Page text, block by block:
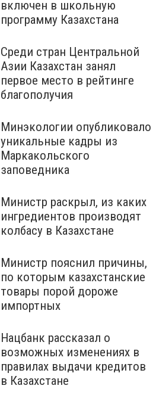
включен в школьную
программу Казахстана
Среди стран Центральной
Азии Казахстан занял
первое место в рейтинге
благополучия
Минэкологии опубликовало
уникальные кадры из
Маркакольского
заповедника
Министр раскрыл, из каких
ингредиентов производят
колбасу в Казахстане
Министр пояснил причины,
по которым казахстанские
товары порой дороже
импортных
Нацбанк рассказал о
возможных изменениях в
правилах выдачи кредитов
в Казахстане